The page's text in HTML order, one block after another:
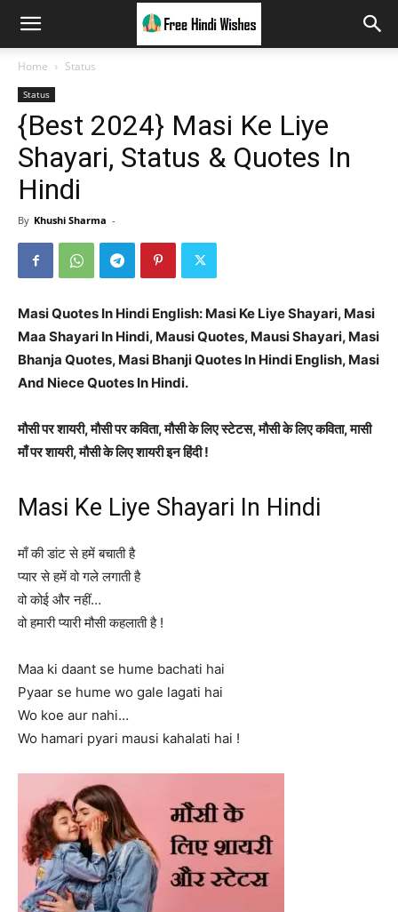
Home Status
Status
{Best 2024} Masi Ke Liye
Shayari, Status & Quotes In
Hindi
By Khushi Sharma -
Masi Quotes In Hindi English: Masi Ke Liye Shayari, Masi
Maa Shayari In Hindi, Mausi Quotes, Mausi Shayari, Masi
Bhanja Quotes, Masi Bhanji Quotes In Hindi English, Masi
And Niece Quotes In Hindi.
मौसी पर शायरी, मौसी पर कविता, मौसी के लिए स्टेटस, मौसी के लिए कविता, मासी
माँ पर शायरी, मौसी के लिए शायरी इन हिंदी !
Masi Ke Liye Shayari In Hindi
माँ की डांट से हमें बचाती है
प्यार से हमें वो गले लगाती है
वो कोई और नहीं…
वो हमारी प्यारी मौसी कहलाती है !
Maa ki daant se hume bachati hai
Pyaar se hume wo gale lagati hai
Wo koe aur nahi…
Wo hamari pyari mausi kahalati hai !